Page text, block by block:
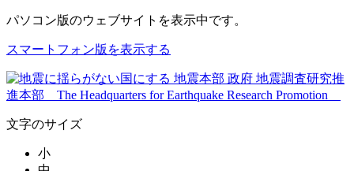
パソコン版のウェブサイトを表示中です。
スマートフォン版を表示する
文字のサイズ
小